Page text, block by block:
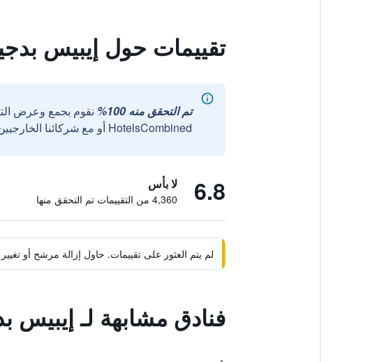
تقييمات حول إيبيس
تم التحقق منه 100%
نقوم بجمع وعرض
HotelsCombined أو مع شركائنا الخارجيين الموثوقين.
6.8 لا بأس
4,360 من التقييمات تم التحقق منها
لم يتم العثور على تقييمات. حاول إزالة مرشح أو
فنادق مشابهة لـ إيبيس